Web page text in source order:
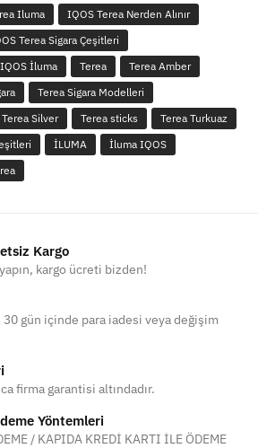
Iluma
IQOS Terea Nerden Alınır
Terea Sigara Çeşitleri
IQOS İluma Terea
Terea Amber
Terea Sigara Modelleri
Terea Silver Terea sticks
Terea Turkuaz
İLUMA
İluma IQOS
Kargo
kargo ücreti bizden!
gün içinde para iadesi veya değişim
firma garantisi altındadır.
Yöntemleri
/ KAPIDA KREDİ KARTI İLE ÖDEME